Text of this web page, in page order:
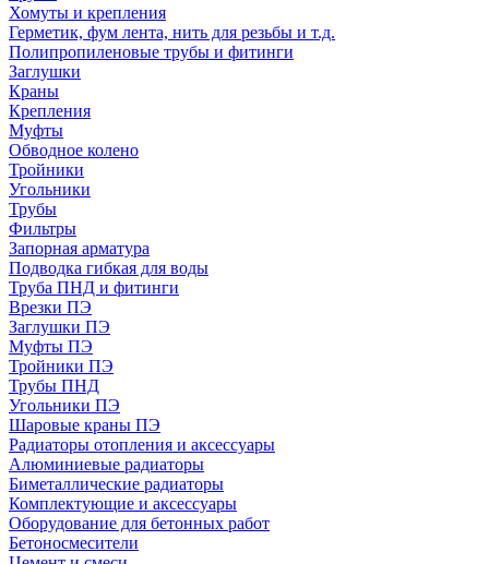
Хомуты и крепления
Герметик, фум лента, нить для резьбы и т.д.
Полипропиленовые трубы и фитинги
Заглушки
Краны
Крепления
Муфты
Обводное колено
Тройники
Угольники
Трубы
Фильтры
Запорная арматура
Подводка гибкая для воды
Труба ПНД и фитинги
Врезки ПЭ
Заглушки ПЭ
Муфты ПЭ
Тройники ПЭ
Трубы ПНД
Угольники ПЭ
Шаровые краны ПЭ
Радиаторы отопления и аксессуары
Алюминиевые радиаторы
Биметаллические радиаторы
Комплектующие и аксессуары
Оборудование для бетонных работ
Бетоносмесители